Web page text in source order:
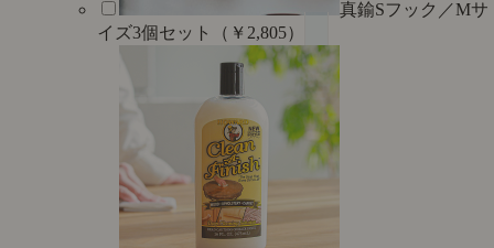
真鍮Sフック／Mサ
イズ3個セット（￥2,805）